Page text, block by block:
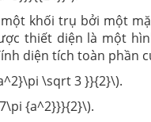
một khối trụ bởi một
thiết diện là một
diện tích toàn phần
\sqrt 3 }}{2}\).
{a^2}}}{2}\).